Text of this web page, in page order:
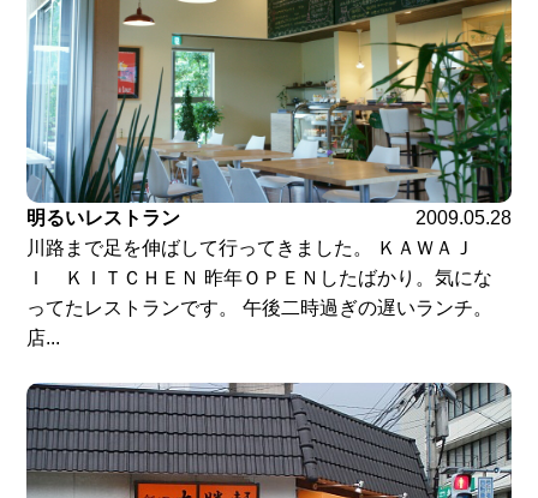
明るいレストラン
2009.05.28
川路まで足を伸ばして行ってきました。 ＫＡＷＡＪ
Ｉ ＫＩＴＣＨＥＮ 昨年ＯＰＥＮしたばかり。気にな
ってたレストランです。 午後二時過ぎの遅いランチ。
店...